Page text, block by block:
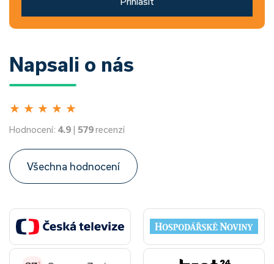
Napsali o nás
★ ★ ★ ★ ★
Hodnocení: 4.9 | 579recenzí
Všechna hodnocení